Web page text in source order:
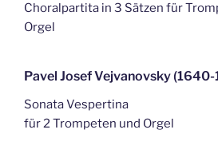
Choralpartita in 3 Sätzen für
Orgel
Pavel Josef Vejvanovsky
Sonata Vespertina
für 2 Trompeten und Orgel